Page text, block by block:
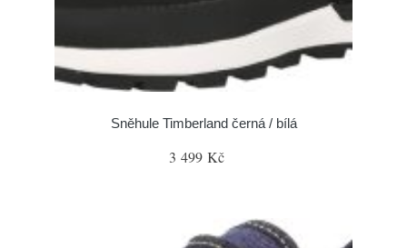
Sněhule Timberland černá / bílá
3 499 Kč